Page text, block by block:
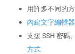
用許多不同的
內建文字編輯器
支援 SSH 密碼
方式